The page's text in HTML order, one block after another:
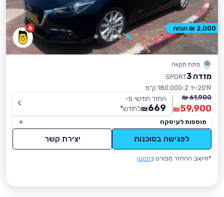
6
פתח תקווה
מזדה 3
SPORT
2019 יד 2
180,000 ק״מ
61,900 ₪
59,900
₪
החזר חודשי מ-
669
₪לחודש*
תוספות לעיסקה
לפגישה בסוכנות יצירת קשר
*חישוב ההחזר מפורט בתקנון
2,000 ₪ הנחה